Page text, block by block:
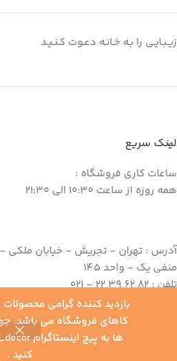
زیـبـایـی را بـه خـانـه دعـوت کـنـیـد
لینک سریع
ساعات کاری فروشگاه :
همه روزه از ساعت 10:30 الی 21:30
آدرس : تهران - تجریش - خیابان ملکی
منفی یک - واحد 145
تلفن : 82 62 39 22 - 021
بازدید کننده گرامی
کاهای فروشگاه می باشد.
کنید .
0